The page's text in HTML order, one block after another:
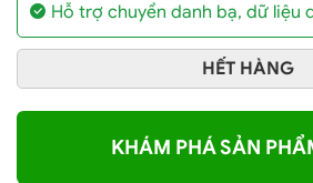
Hỗ trợ chuyển danh bạ, dữ liệu
HẾT HÀNG
KHÁM PHÁ SẢN